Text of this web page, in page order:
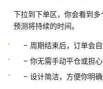
下拉到下单区，你会看到
预测将持续的时间。
– 周期结束后，订单会自
– 你无需手动平仓或担心
– 设计简洁，方便你明确